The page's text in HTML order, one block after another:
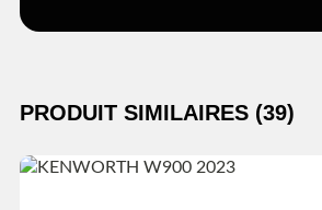
PRODUIT SIMILAIRES (39)